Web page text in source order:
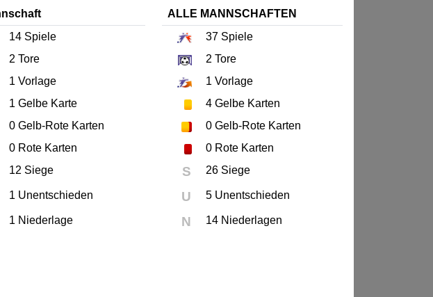
14Spiele
2Tore
1Vorlage
1Gelbe Karte
0Gelb-Rote Karten
0Rote Karten
12 Siege
1 Unentschieden
1 Niederlage
ALLE MANNSCHAFTEN
37 Spiele
2 Tore
1 Vorlage
4 Gelbe Karten
0 Gelb-Rote Karten
0 Rote Karten
S 26 Siege
U 5 Unentschieden
N 14 Niederlagen